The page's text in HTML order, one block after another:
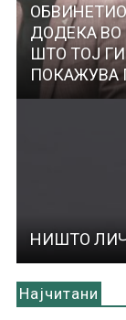
ДОДЕКА ВО
ШТО ТОЈ
ПОКАЖУВА
НИШТО
Најчитани